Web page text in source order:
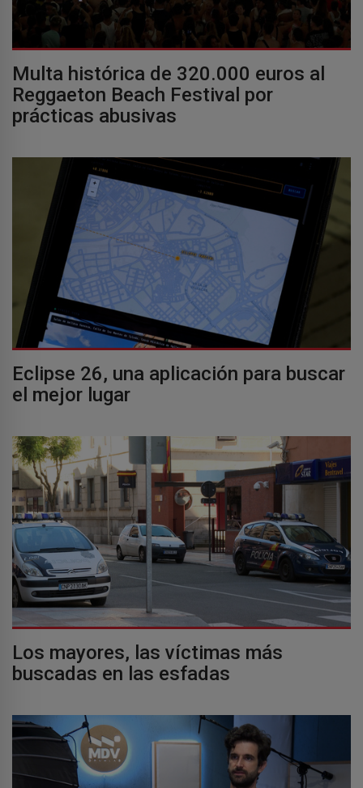
Multa histórica de 320.000 euros al
Reggaeton Beach Festival por
prácticas abusivas
Eclipse 26, una aplicación para buscar
el mejor lugar
Los mayores, las víctimas más
buscadas en las esfadas